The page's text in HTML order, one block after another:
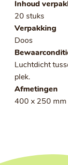
Inhoud
20 stuks
Verpakking
Doos
Luchtdicht
plek.
Afmetingen
400 x 250 mm